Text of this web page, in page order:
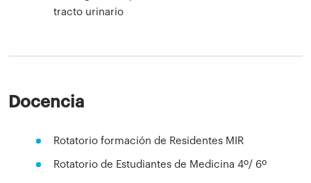
tracto urinario
Docencia
Rotatorio formación de Residentes MIR
Rotatorio de Estudiantes de Medicina 4º/ 6º